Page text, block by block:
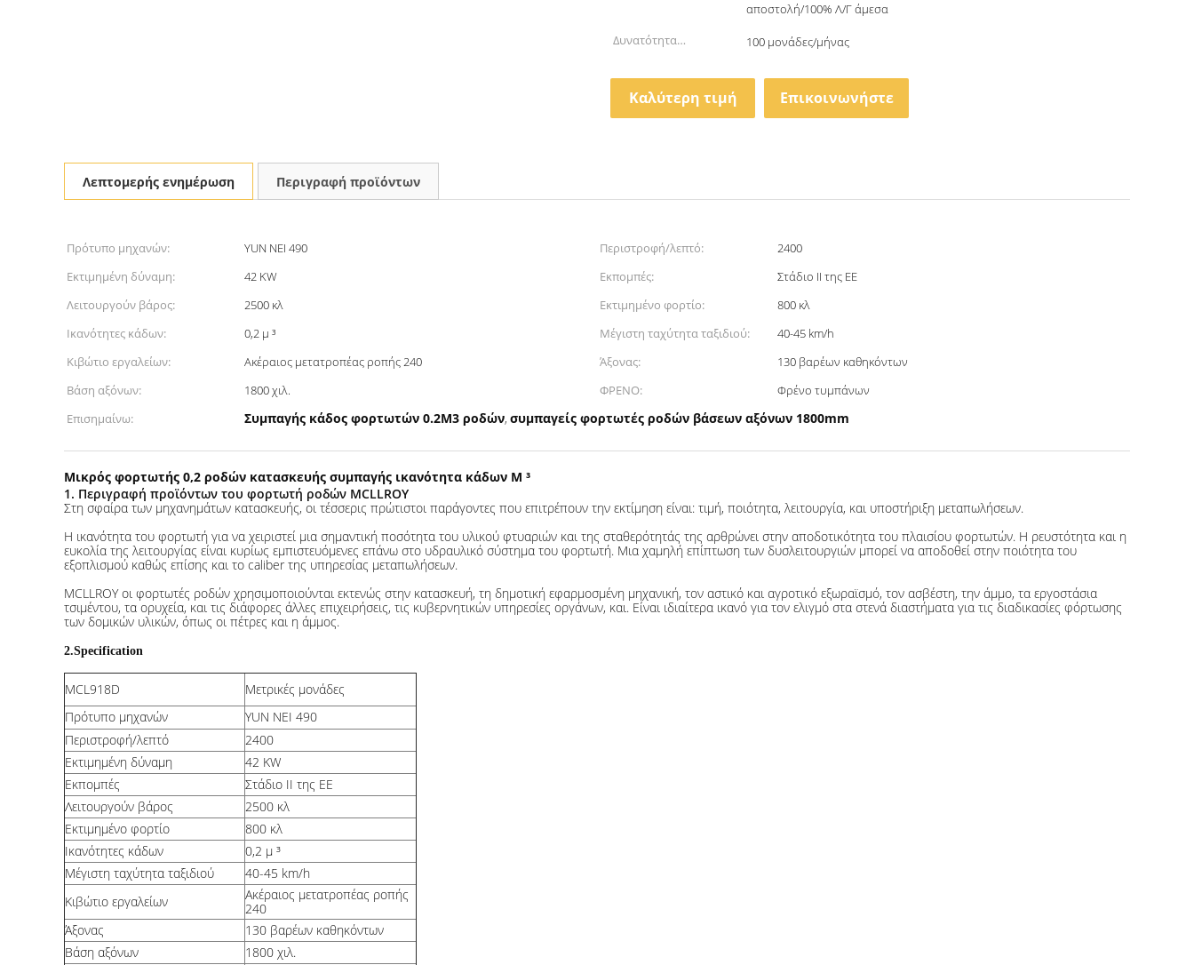
αποστολή/100% Λ/Γ άμεσα
Δυνατότητα
100 μονάδες/μήνας
Καλύτερη τιμή Επικοινωνήστε
Λεπτομερής ενημέρωση Περιγραφή προϊόντων
Πρότυπο μηχανών: YUN NEI 490 Περιστροφή/λεπτό:
2400
Εκτιμημένη δύναμη:
42 KW Εκπομπές:
Στάδιο ΙΙ της ΕΕ
Λειτουργούν βάρος:
2500 κλ Εκτιμημένο φορτίο:
800 κλ
Ικανότητες κάδων:
0,2 μ ³ Μέγιστη ταχύτητα ταξιδιού:
40-45 km/h
Κιβώτιο εργαλείων:
Ακέραιος μετατροπέας ροπής 240 Άξονας:
130 βαρέων καθηκόντων
Βάση αξόνων:
1800 χιλ. ΦΡΕΝΟ:
Φρένο τυμπάνων
Επισημαίνω:
Συμπαγής κάδος φορτωτών 0.2M3 ροδών, συμπαγείς φορτωτές ροδών βάσεων αξόνων 1800mm
Μικρός φορτωτής 0,2 ροδών κατασκευής συμπαγής ικανότητα κάδων Μ ³
1. Περιγραφή προϊόντων του φορτωτή ροδών MCLLROY
Στη σφαίρα των μηχανημάτων κατασκευής, οι τέσσερις πρώτιστοι παράγοντες που επιτρέπουν την εκτίμηση είναι: τιμή, ποιότητα, λειτουργία, και υποστήριξη μεταπωλήσεων.
Η ικανότητα του φορτωτή για να χειριστεί μια σημαντική ποσότητα του υλικού φτυαριών και της σταθερότητάς της αρθρώνει στην αποδοτικότητα του πλαισίου φορτωτών. Η ρευστότητα και η
ευκολία της λειτουργίας είναι κυρίως εμπιστευόμενες επάνω στο υδραυλικό σύστημα του φορτωτή. Μια χαμηλή επίπτωση των δυσλειτουργιών μπορεί να αποδοθεί στην ποιότητα του
εξοπλισμού καθώς επίσης και το caliber της υπηρεσίας μεταπωλήσεων.
MCLLROY οι φορτωτές ροδών χρησιμοποιούνται εκτενώς στην κατασκευή, τη δημοτική εφαρμοσμένη μηχανική, τον αστικό και αγροτικό εξωραϊσμό, τον ασβέστη, την άμμο, τα εργοστάσια
τσιμέντου, τα ορυχεία, και τις διάφορες άλλες επιχειρήσεις, τις κυβερνητικών υπηρεσίες οργάνων, και. Είναι ιδιαίτερα ικανό για τον ελιγμό στα στενά διαστήματα για τις διαδικασίες φόρτωσης
των δομικών υλικών, όπως οι πέτρες και η άμμος.
2.Specification
MCL918D
Μετρικές μονάδες
Πρότυπο μηχανών
YUN NEI 490
Περιστροφή/λεπτό
2400
Εκτιμημένη δύναμη
42 KW
Εκπομπές
Στάδιο ΙΙ της ΕΕ
Λειτουργούν βάρος
2500 κλ
Εκτιμημένο φορτίο
800 κλ
Ικανότητες κάδων
0,2 μ ³
Μέγιστη ταχύτητα ταξιδιού
40-45 km/h
Κιβώτιο εργαλείων
Ακέραιος μετατροπέας ροπής
240
Άξονας
130 βαρέων καθηκόντων
Βάση αξόνων
1800 χιλ.